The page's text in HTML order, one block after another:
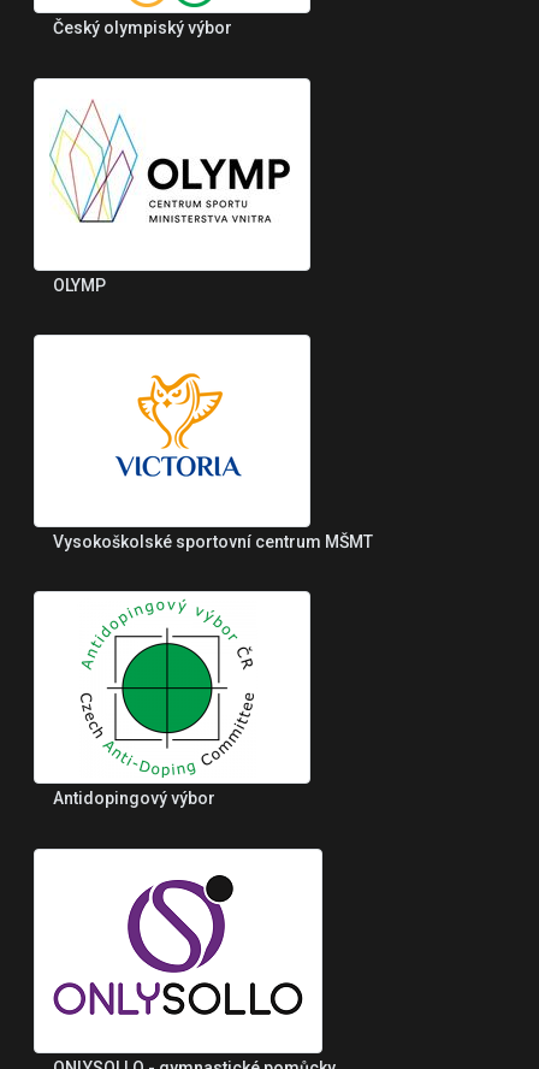
Český olympiský výbor
OLYMP
Vysokoškolské sportovní centrum MŠMT
Antidopingový výbor